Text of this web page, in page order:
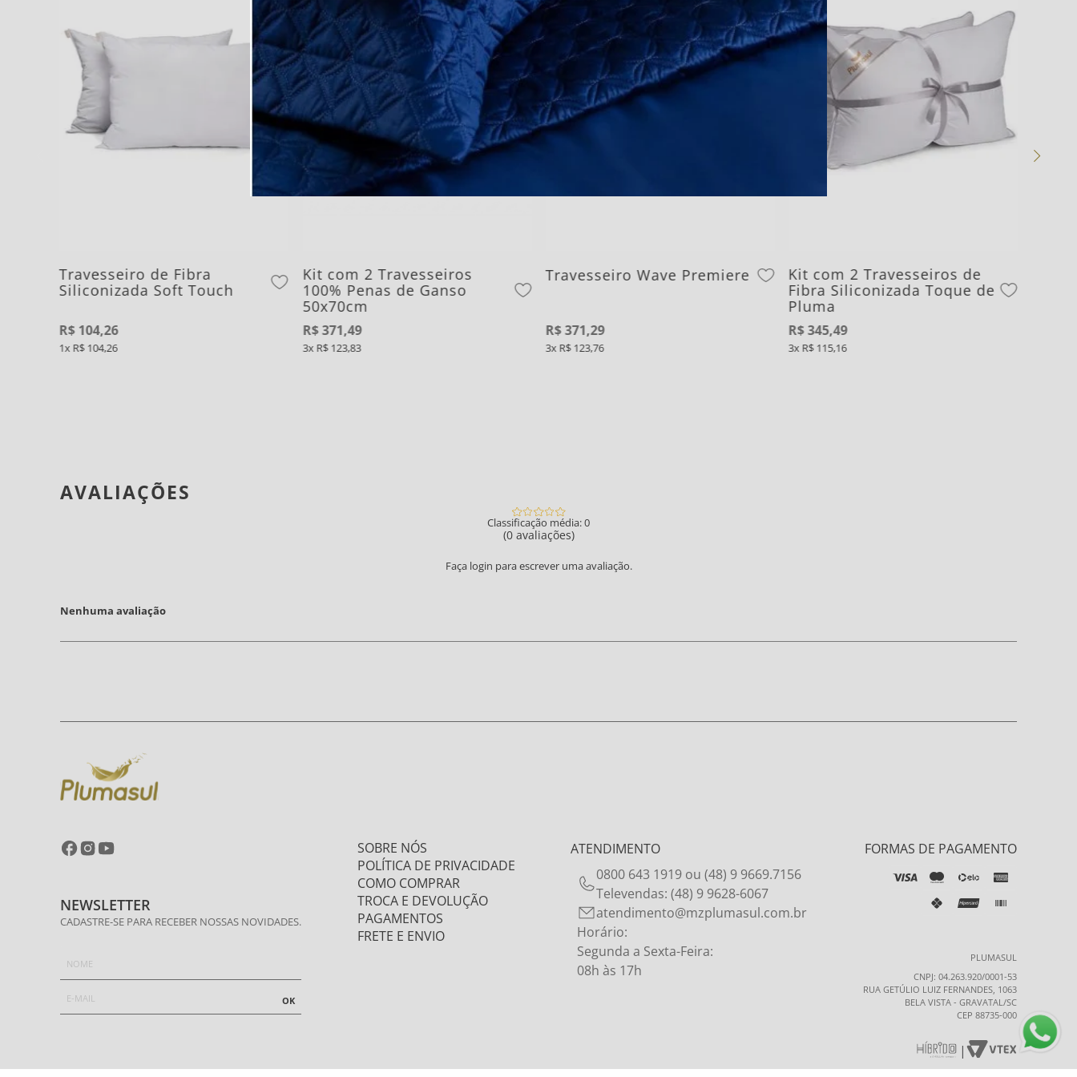
Travesseiro de Fibra
Siliconizada Soft Touch
R$104,26
1 R$104,26
Kit com 2 Travesseiros
100% Penas de Ganso
50x70cm
R$ 371,49
3 R$123,83
Travesseiro Wave Premiere
R$371,29
3 R$123,76
Kit com 2 Travesseiros de
Fibra Siliconizada Toque de
Pluma
R$345,49
3 R$115,16
AVALIAÇÕES
Classificação média: 0
(0 avaliações)
Faça login para escrever uma avaliação.
Nenhuma avaliação
NEWSLETTER
CADASTRE-SE PARA RECEBER NOSSAS NOVIDADES.
OK
SOBRE NÓS
POLÍTICA DE PRIVACIDADE
COMO COMPRAR
TROCA E DEVOLUÇÃO
PAGAMENTOS
FRETE E ENVIO
ATENDIMENTO
0800 643 1919 ou (48) 9 9669.7156
Televendas: (48) 9 9628-6067
atendimento@mzplumasul.com.br
Horário:
Segunda a Sexta-Feira:
08h às 17h
FORMAS DE PAGAMENTO
PLUMASUL
CNPJ: 04.263.920/0001-53
RUA GETÚLIO LUIZ FERNANDES, 1063
BELA VISTA - GRAVATAL/SC
CEP 88735-000
|